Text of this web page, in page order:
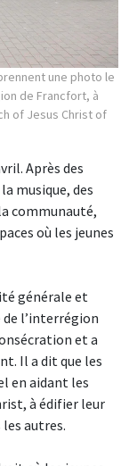
une photo le
de Francfort, à
of Jesus Christ of
Après des
musique, des
communauté,
où les jeunes
générale et
l’interrégion
et a
Il a dit que les
en aidant les
à édifier leur
autres.